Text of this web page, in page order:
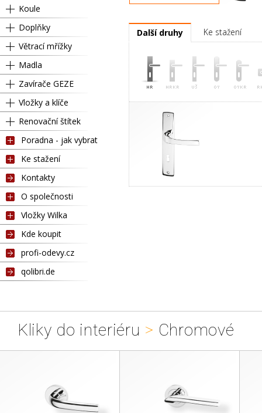
Koule
Doplňky
Větrací mřížky
Madla
Zavírače GEZE
Vložky a klíče
Renovační štítek
Poradna - jak vybrat
Ke stažení
Kontakty
O společnosti
Vložky Wilka
Kde koupit
profi-odevy.cz
qolibri.de
Další druhy Ke stažení
Kliky do interiéru > Chromové